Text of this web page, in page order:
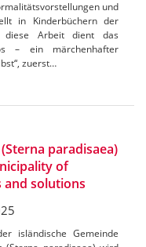
und
in Kinderbüchern der
diese Arbeit dient das
– ein märchenhafter
zuerst…
paradisaea)
of
and solutions
isländische Gemeinde